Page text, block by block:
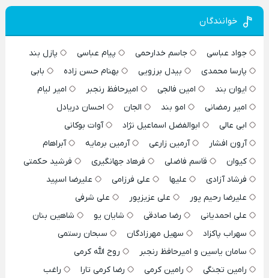
خوانندگان
جواد عباسی جاسم خدارحمی پیام عباسی
پازل بند
پارسا محمدی
بیدل برزویی بهنام حسن زاده
بابی
ایوان بند
امین فالجی امیرحافظ رنجبر
امیر لیام
امیر رمضانی
امو بند الجان
احسان دریادل
ابی عالی
ابوالفضل اسماعیل نژاد
آوات بوکانی
آرون افشار
آرمین زارعی آرمین برمایه
آبراهام
کیوان
قاسم فاضلی فرهاد جهانگیری
فرشید حکمتی
فرشاد آزادی
علیها علی فرزامی
علیرضا اسپید
علیرضا رحیم پور
علی عزیزپور
علی شرفی
علی احمدیانی
رضا صادقی شایان یو
شاهین بنان
سهراب پاکزاد
سهیل مهرزادگان
سبحان رستمی
سامان یاسین و امیرحافظ رنجبر
روح الله کرمی
رامین تجنگی
رامین کرمی رضا کرمی تارا
راغب